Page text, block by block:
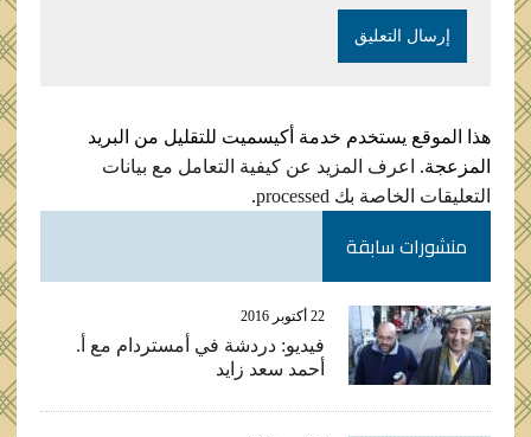
هذا الموقع يستخدم خدمة أكيسميت للتقليل من البريد
المزعجة.
اعرف المزيد عن كيفية التعامل مع بيانات
التعليقات الخاصة بك processed
.
منشورات سابقة
22 أكتوبر 2016
فيديو: دردشة في أمستردام مع أ.
أحمد سعد زايد